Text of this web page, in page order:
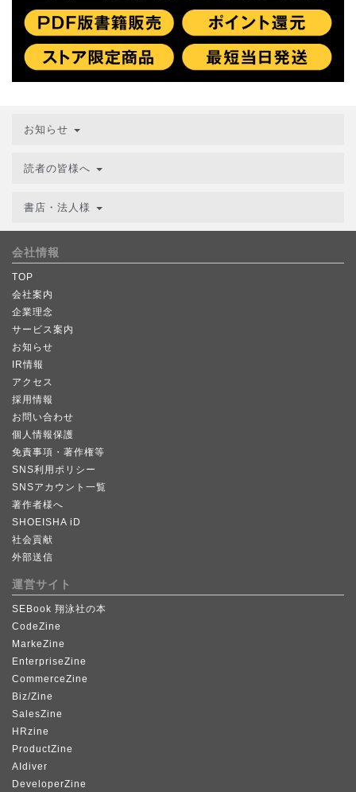
お知らせ
読者の皆様へ
書店・法人様
会社情報
TOP
会社案内
企業理念
サービス案内
お知らせ
IR情報
アクセス
採用情報
お問い合わせ
個人情報保護
免責事項・著作権等
SNS利用ポリシー
SNSアカウント一覧
著作者様へ
SHOEISHA iD
社会貢献
外部送信
運営サイト
SEBook 翔泳社の本
CodeZine
MarkeZine
EnterpriseZine
CommerceZine
Biz/Zine
SalesZine
HRzine
ProductZine
AIdiver
DeveloperZine